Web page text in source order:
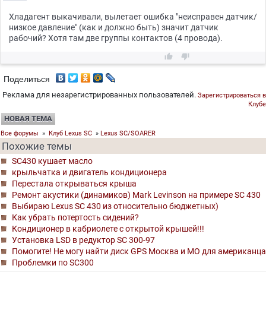
Хладагент выкачивали, вылетает ошибка "неисправен датчик/
низкое давление" (как и должно быть) значит датчик
рабочий? Хотя там две группы контактов (4 провода).
 
Поделиться
Реклама для незарегистрированных пользователей. Зарегистрироваться в
Клубе
НОВАЯ ТЕМА
Все форумы » Клуб Lexus SC » Lexus SC/SOARER
Похожие темы
SC430 кушает масло
крыльчатка и двигатель кондиционера
Перестала открываться крыша
Ремонт акустики (динамиков) Mark Levinson на примере SC 430
Выбираю Lexus SC 430 из относительно бюджетных)
Как убрать потертость сидений?
Кондиционер в кабриолете с открытой крышей!!!
Установка LSD в редуктор SC 300-97
Помогите! Не могу найти диск GPS Москва и МО для американца
Проблемки по SC300